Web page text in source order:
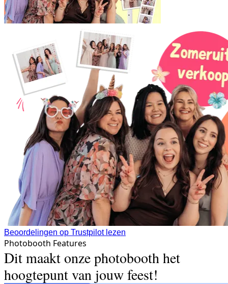
Beoordelingen op Trustpilot lezen
Photobooth Features
Dit maakt onze photobooth het
hoogtepunt van jouw feest!